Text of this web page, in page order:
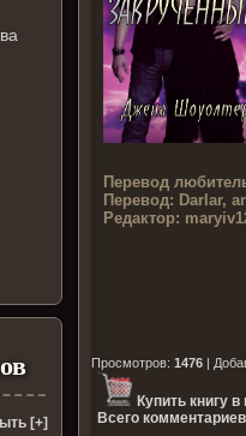
[+]
Перевод
Перевод: Darlar,
Редактор:
Просмотров: 1476|
Купить книгу
Всего